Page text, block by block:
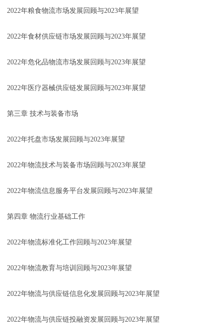
2022年粮食物流市场发展回顾与2023年展望
2022年食材供应链市场发展回顾与2023年展望
2022年危化品物流市场发展回顾与2023年展望
2022年医疗器械供应链发展回顾与2023年展望
第三章 技术与装备市场
2022年托盘市场发展回顾与2023年展望
2022年物流技术与装备市场回顾与2023年展望
2022年物流信息服务平台发展回顾与2023年展望
第四章 物流行业基础工作
2022年物流标准化工作回顾与2023年展望
2022年物流教育与培训回顾与2023年展望
2022年物流与供应链信息化发展回顾与2023年展望
2022年物流与供应链投融资发展回顾与2023年展望